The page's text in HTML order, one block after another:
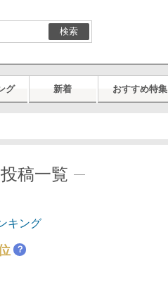
検索
グ 新着 おすすめ特集
稿一覧
キング
？